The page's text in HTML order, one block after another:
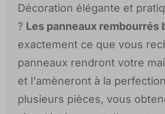
Décoration élégante et
? Les panneaux rembourrés
exactement ce que vous
panneaux rendront votre
et l'amèneront à la
plusieurs pièces, vous